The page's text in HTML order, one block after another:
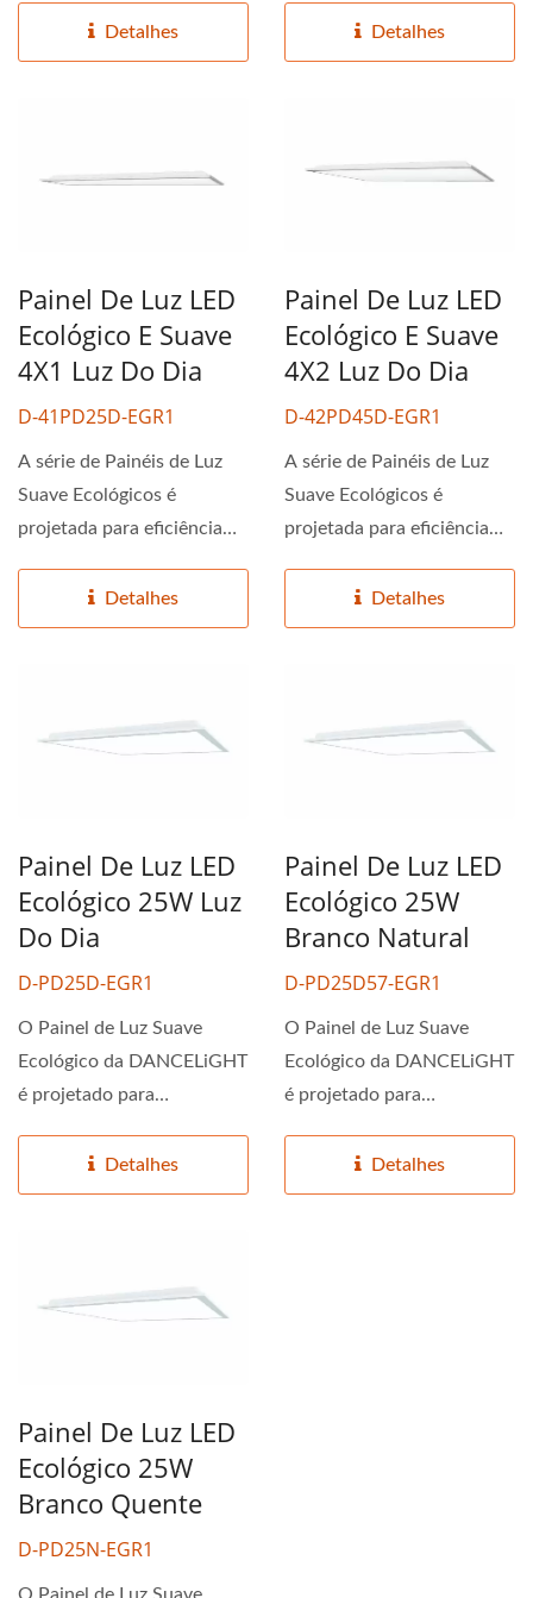
Detalhes
Detalhes
Painel De Luz LED
Ecológico E Suave
4X1 Luz Do Dia
D-41PD25D-EGR1
A série de Painéis de Luz
Suave Ecológicos é
projetada para eficiência
Detalhes
Painel De Luz LED
Ecológico E Suave
4X2 Luz Do Dia
D-42PD45D-EGR1
A série de Painéis de Luz
Suave Ecológicos é
projetada para eficiência
Detalhes
Painel De Luz LED
Ecológico 25W Luz
Do Dia
D-PD25D-EGR1
O Painel de Luz Suave
Ecológico da DANCELiGHT
é projetado para
Detalhes
Painel De Luz LED
Ecológico 25W
Branco Natural
D-PD25D57-EGR1
O Painel de Luz Suave
Ecológico da DANCELiGHT
é projetado para
Detalhes
Painel De Luz LED
Ecológico 25W
Branco Quente
D-PD25N-EGR1
O Painel de Luz Suave